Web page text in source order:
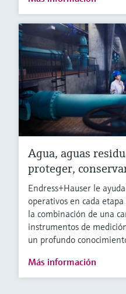
Agua, aguas
proteger,
Endress+Hauser le
operativos en cada
la combinación de una
instrumentos de
un profundo
Más información